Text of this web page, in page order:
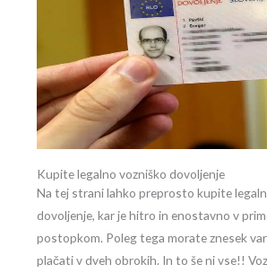
Kupite legalno vozniško dovoljenje
Na tej strani lahko preprosto kupite
dovoljenje, kar je hitro in enostavno v
postopkom. Poleg tega morate znesek
plačati v dveh obrokih. In to še ni vse!!